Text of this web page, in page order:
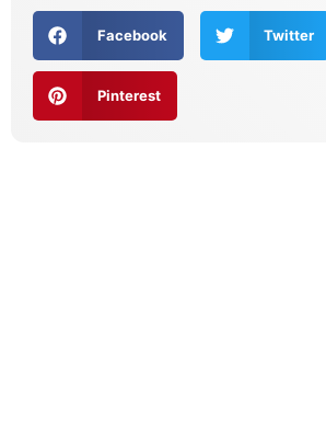
Facebook Twitter
Pinterest